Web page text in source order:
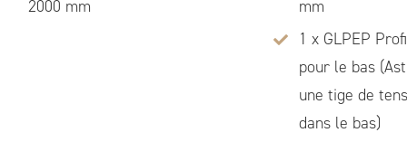
2000 mm
mm
1 x GLPEP
pour le bas
une tige de
dans le bas)